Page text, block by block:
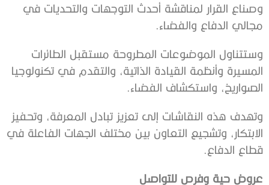
وصناع القرار لمناقشة أحدث التوجهات والتحديات في
مجالي الدفاع والفضاء.
وستتناول الموضوعات المطروحة مستقبل الطائرات
المسيرة وأنظمة القيادة الذاتية، والتقدم في تكنولوجيا
الصواريخ، واستكشاف الفضاء.
وتهدف هذه النقاشات إلى تعزيز تبادل المعرفة، وتحفيز
الابتكار، وتشجيع التعاون بين مختلف الجهات الفاعلة في
قطاع الدفاع.
عروض حية وفرص للتواصل